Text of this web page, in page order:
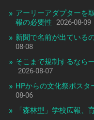
アーリーアダプターを
報の必要性
2026-08-09
新聞で名前が出ている
08-08
そこまで規制するなら
2026-08-07
HPからの文化祭ポス
08-06
「森林型」学校広報、